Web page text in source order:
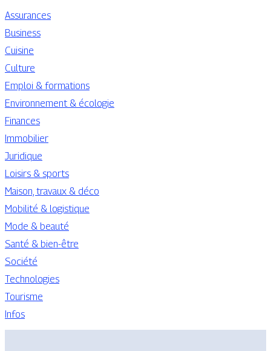
Assurances
Business
Cuisine
Culture
Emploi & formations
Environnement & écologie
Finances
Immobilier
Juridique
Loisirs & sports
Maison, travaux & déco
Mobilité & logistique
Mode & beauté
Santé & bien-être
Société
Technologies
Tourisme
Infos